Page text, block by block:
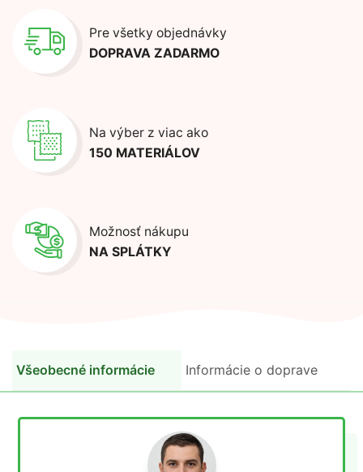
Pre všetky objednávky
DOPRAVA ZADARMO
Na výber z viac ako
150 MATERIÁLOV
Možnosť nákupu
NA SPLÁTKY
Všeobecné informácie Informácie o doprave